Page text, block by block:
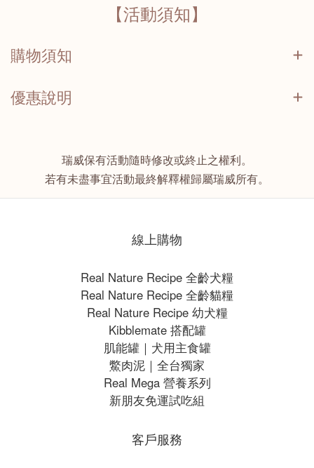
【活動須知】
購物須知
優惠說明
瑞威保有活動隨時修改或終止之權利。
若有未盡事宜活動最終解釋權歸屬瑞威所有。
線上購物
Real Nature Recipe 全齡犬糧
Real Nature Recipe 全齡貓糧
Real Nature Recipe 幼犬糧
Kibblemate 搭配罐
肌能罐｜犬用主食罐
鱉肉泥｜全台獨家
Real Mega 營養系列
新朋友免運試吃組
客戶服務